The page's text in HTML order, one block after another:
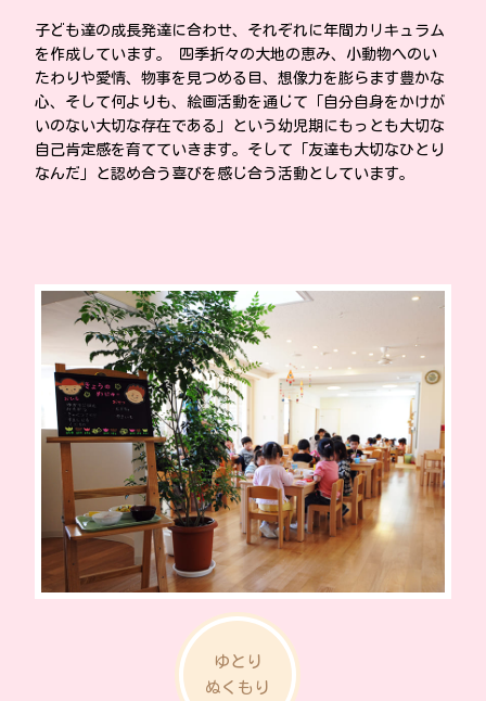
子ども達の成長発達に合わせ、それぞれに年間カリキュラム
を作成しています。 四季折々の大地の恵み、小動物へのい
たわりや愛情、物事を見つめる目、想像力を膨らます豊かな
心、そして何よりも、絵画活動を通じて「自分自身をかけが
いのない大切な存在である」という幼児期にもっとも大切な
自己肯定感を育てていきます。そして「友達も大切なひとり
なんだ」と認め合う喜びを感じ合う活動としています。
ゆとり
ぬくもり